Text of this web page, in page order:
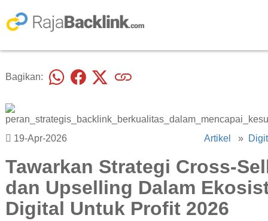
Bagikan:
19-Apr-2026 Artikel »
Tawarkan Strategi Cross-
dan Upselling Dalam
Digital Untuk Profit 2026